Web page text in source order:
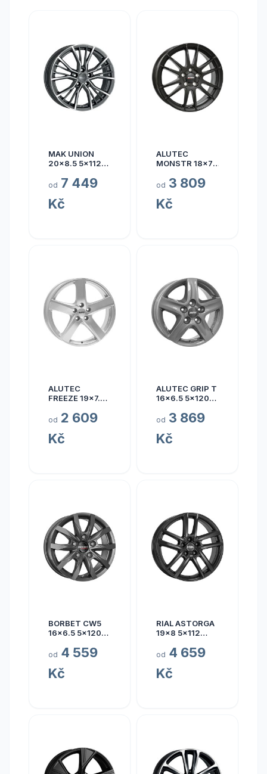
MAK UNION
20x8.5 5x112
od 7 449
Kč
ALUTEC
MONSTR 18x7.5
od 3 809
Kč
ALUTEC
FREEZE 19x7.5
od 2 609
Kč
ALUTEC GRIP T
16x6.5 5x120
od 3 869
Kč
BORBET CW5
16x6.5 5x120
od 4 559
Kč
RIAL ASTORGA
19x8 5x112
od 4 659
Kč